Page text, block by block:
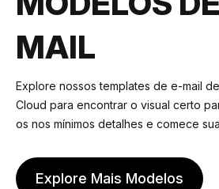
MAIL
Explore nossos templates de e-mail
Cloud para encontrar o visual certo
os nos mínimos detalhes e comece
Explore Mais Modelos